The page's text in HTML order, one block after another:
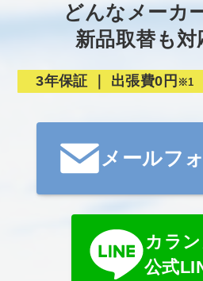
どんなメーカ
新品取替も
3年保証 ｜ 出張費0円 ※1
メールフ
カラ
公式